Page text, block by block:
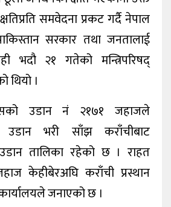
समवेदना प्रकट गर्दै नेपाल
सरकार तथा जनतालाई
भदौ २१ गतेको मन्त्रिपरिषद्
थियो ।
उडान नं २१७१ जहाजले
उडान भरी साँझ कराँचीबाट
तालिका रहेको छ । राहत
केहीबेरअघि कराँची प्रस्थान
जनाएको छ ।